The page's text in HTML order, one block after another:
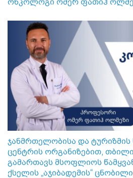
ონკოლოგი ომერ ფათიჰ
ჯანმრთელობისა და
ცენტრის ორგანიზებით,
გამართავს მსოფლიოს
ქსელის „აჯიბადემის“